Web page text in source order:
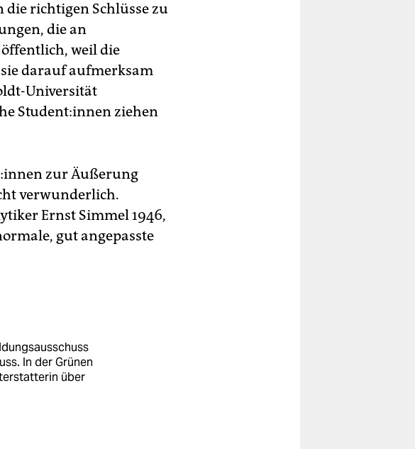
richtigen Schlüsse zu
die an
weil die
darauf aufmerksam
Universität
Stu­den­t:in­nen ziehen
zur Äußerung
verwunderlich.
Ernst Simmel 1946,
gut angepasste
In der Grünen
über